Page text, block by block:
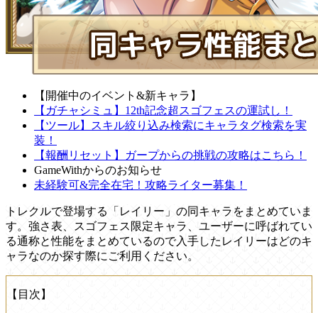
【開催中のイベント&新キャラ】
【ガチャシミュ】12th記念超スゴフェスの運試し！
【ツール】スキル絞り込み検索にキャラタグ検索を実
装！
【報酬リセット】ガープからの挑戦の攻略はこちら！
GameWithからのお知らせ
未経験可&完全在宅！攻略ライター募集！
トレクルで登場する「レイリー」の同キャラをまとめていま
す。強さ表、スゴフェス限定キャラ、ユーザーに呼ばれてい
る通称と性能をまとめているので入手したレイリーはどのキ
ャラなのか探す際にご利用ください。
【目次】